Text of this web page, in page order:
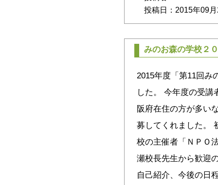
投稿日：2015年09
みのお森の学校２
2015年度「第11回み
した。 今年度の受講
阪府在住の方が多い
募してくれました。
校の主催者「ＮＰＯ
瀬校長先生から歓迎
自己紹介、今後の日